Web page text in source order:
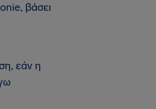
βάσει
εάν η